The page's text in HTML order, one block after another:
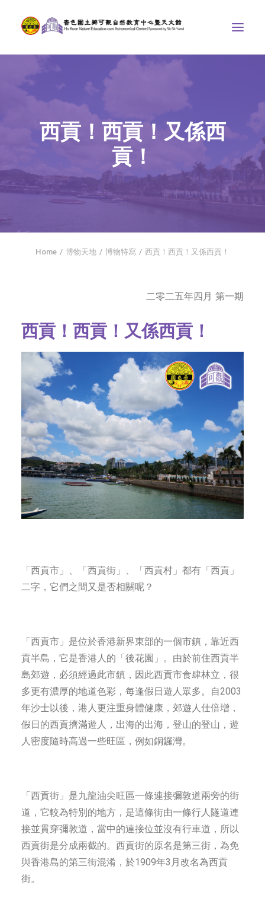
中心介紹
學界課程
比賽/專題計劃
聯絡我們
西貢！西貢！又係西
貢！
Home 博物天地 博物特寫 西貢！西貢！又係西貢！
二零二五年四月 第一期
西貢！西貢！又係西貢！
「西貢市」、「西貢街」、「西貢村」都有「西貢」
二字，它們之間又是否相關呢？
「西貢市」是位於香港新界東部的一個市鎮，靠近西
貢半島，它是香港人的「後花園」。由於前住西貢半
島郊遊，必須經過此市鎮，因此西貢市食肆林立，很
多更有濃厚的地道色彩，每逢假日遊人眾多。自2003
年沙士以後，港人更注重身體健康，郊遊人仕倍增，
假日的西貢擠滿遊人，出海的出海，登山的登山，遊
人密度隨時高過一些旺區，例如銅鑼灣。
「西貢街」是九龍油尖旺區一條連接彌敦道兩旁的街
道，它較為特別的地方，是這條街由一條行人隧道連
接並貫穿彌敦道，當中的連接位並沒有行車道，所以
西貢街是分成兩截的。西貢街的原名是第三街，為免
與香港島的第三街混淆，於1909年3月改名為西貢
街。